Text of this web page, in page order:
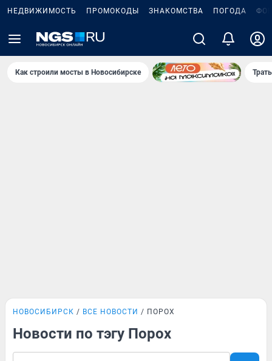
НЕДВИЖИМОСТЬ ПРОМОКОДЫ ЗНАКОМСТВА ПОГОДА
Как строили мосты в Новосибирске
НОВОСИБИРСК ВСЕ НОВОСТИ ПОРОХ
Новости по тэгу Порох